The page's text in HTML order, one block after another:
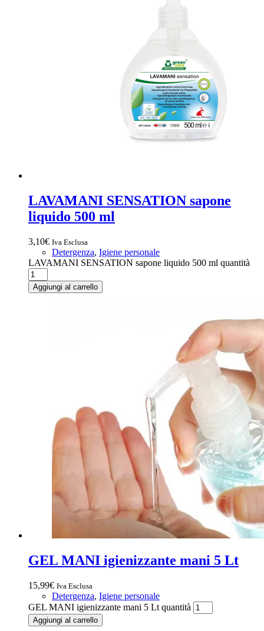
LAVAMANI SENSATION sapone
liquido 500 ml
3,10€ Iva Esclusa
Detergenza, Igiene personale
LAVAMANI SENSATION sapone liquido 500 ml quantità
Aggiungi al carrello
GEL MANI igienizzante mani 5 Lt
15,99€ Iva Esclusa
Detergenza, Igiene personale
GEL MANI igienizzante mani 5 Lt quantità
Aggiungi al carrello